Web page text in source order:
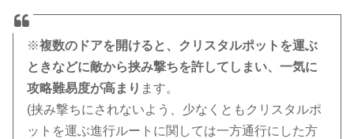
※複数のドアを開けると、クリスタルポットを運ぶ
ときなどに敵から挟み撃ちを許してしまい、一気に
攻略難易度が高まり ます。
(挟み撃ちにされないよう、少なくともクリスタルポ
ットを運ぶ進行ルートに関しては一方通行にした方